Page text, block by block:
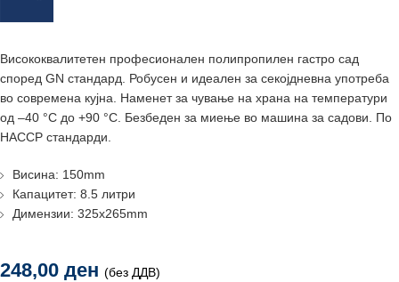
Висококвалитетен професионален полипропилен гастро сад
според GN стандард. Робусен и идеален за секојдневна употреба
во современа кујна. Наменет за чување на храна на температури
од –40 °C до +90 °C. Безбеден за миење во машина за садови. По
HACCP стандарди.
Висина: 150mm
Капацитет: 8.5 литри
Димензии: 325x265mm
248,00 ден (без ДДВ)